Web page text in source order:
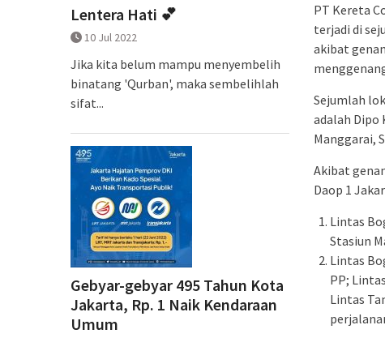
PT Kereta
terjadi di
akibat
Sejumlah
adalah Dipo
Manggarai,
Akibat
Daop 1
Lintas
Stasiun
Lintas
PP;
Lintas
Lentera Hati 💕
10 Jul 2022
Jika kita belum mampu menyembelih
binatang 'Qurban', maka sembelihlah
sifat...
Gebyar-gebyar 495 Tahun Kota
Jakarta, Rp. 1 Naik Kendaraan
Umum